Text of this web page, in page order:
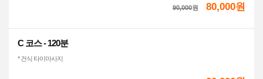
90,000원 80,000원
C 코스 - 120분
* 건식 타이마사지